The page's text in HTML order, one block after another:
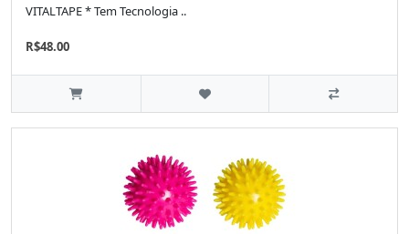
VITALTAPE * Tem Tecnologia ..
R$48.00